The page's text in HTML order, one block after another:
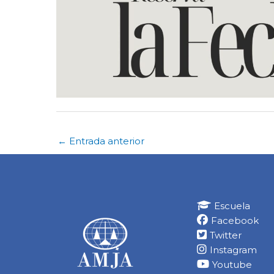
← Entrada anterior
Escuela
Facebook
Twitter
Instagram
Youtube